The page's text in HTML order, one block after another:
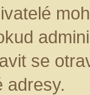
se
adresy.